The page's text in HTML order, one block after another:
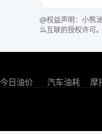
@权益声明：小熊
么互联的授权许可
今日油价 汽车油耗 摩